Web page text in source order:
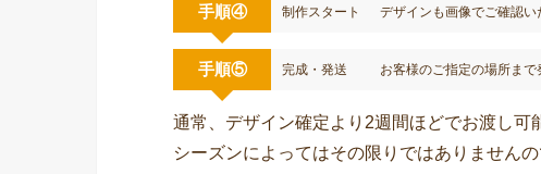
手順④ 制作スタート デザインも画像でご確認い
手順⑤ 完成・発送 お客様のご指定の場所まで
通常、デザイン確定より2週間ほどでお渡し可
シーズンによってはその限りではありません